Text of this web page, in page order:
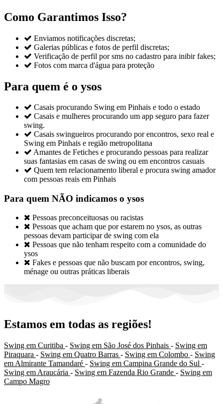
Como Garantimos Isso?
 Enviamos notificações discretas;
 Galerias públicas e fotos de perfil discretas;
 Verificação de perfil por sms no cadastro para inibir fakes;
 Fotos com marca d'água para proteção
Para quem é o ysos
 Casais procurando Swing em Pinhais e todo o estado
 Casais e mulheres procurando um app seguro para fazer
swing.
 Casais swingueiros procurando por encontros, sexo real e
Swing em Pinhais e região metropolitana
 Amantes de Fetiches e procurando pessoas para realizar
suas fantasias em casas de swing ou em encontros casuais
 Quem tem relacionamento liberal e procura swing amador
com pessoas reais em Pinhais
Para quem NÃO indicamos o ysos
 Pessoas preconceituosas ou racistas
 Pessoas que acham que por estarem no ysos, as outras
pessoas devam participar de swing com ela
 Pessoas que não tenham respeito com a comunidade do
ysos
 Fakes e pessoas que não buscam por encontros, swing,
ménage ou outras práticas liberais
Estamos em todas as regiões!
Swing em Curitiba - Swing em São José dos Pinhais - Swing em
Piraquara - Swing em Quatro Barras - Swing em Colombo - Swing
em Almirante Tamandaré - Swing em Campina Grande do Sul -
Swing em Araucária - Swing em Fazenda Rio Grande - Swing em
Campo Magro